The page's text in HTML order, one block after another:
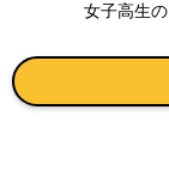
女子高生